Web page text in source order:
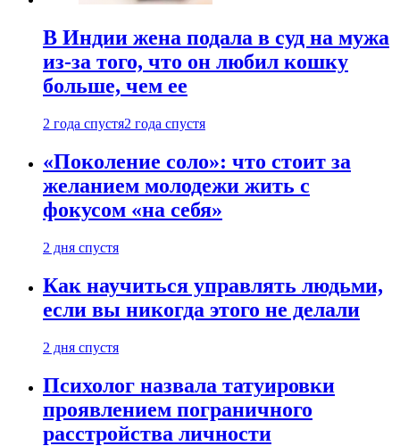
В Индии жена подала в суд на мужа
из-за того, что он любил кошку
больше, чем ее
2 года спустя2 года спустя
«Поколение соло»: что стоит за
желанием молодежи жить с
фокусом «на себя»
2 дня спустя
Как научиться управлять людьми,
если вы никогда этого не делали
2 дня спустя
Психолог назвала татуировки
проявлением пограничного
расстройства личности